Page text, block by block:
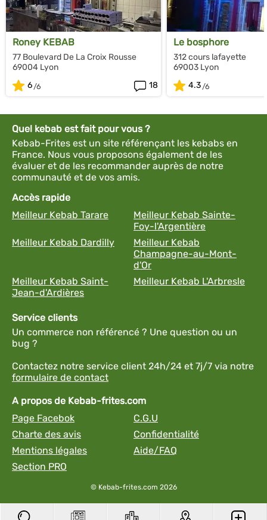
Roney KEBAB
77 Boulevard De La Croix Rousse
69004 Lyon
6
18
Le bosphore
312 cours lafayette
69003 Lyon
4.3
Quel kebab est fait pour vous ?
Kebab-Frites est un site référençant les kebabs en
France. Nous vous proposons également de les
évaluer et de les recommander auprès de notre
communauté et de vos amis.
Accès rapide
Meilleur Kebab Tarare
Meilleur Kebab Sainte-
Foy-l'Argentière
Meilleur Kebab Dardilly
Meilleur Kebab
Champagne-au-Mont-
d'Or
Meilleur Kebab Saint-
Jean-d'Ardières
Meilleur Kebab L'Arbresle
Service clients
Un commerce non référencé ? Une question ou un
bug ?
Contactez notre service client 24h/24 et 7j/7 via notre
formulaire de contact
A propos de Kebab-frites.com
Page Facebok
C.G.U
Charte des avis
Confidentialité
Mentions légales
Aide/FAQ
Section PRO
© Kebab-frites.com 2026